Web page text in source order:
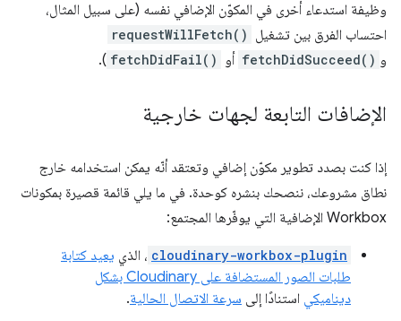
وظيفة استدعاء أخرى في المكوّن الإضافي نفسه (على سبيل المثال،
احتساب الفرق بين تشغيل requestWillFetch()
و fetchDidSucceed() أو fetchDidFail()
).
الإضافات التابعة لجهات خارجية
إذا كنت بصدد تطوير مكوّن إضافي وتعتقد أنّه يمكن استخدامه خارج
نطاق مشروعك، ننصحك بنشره كوحدة. في ما يلي قائمة قصيرة بمكونات
Workbox الإضافية التي يوفّرها المجتمع:
cloudinary-workbox-plugin ، الذي يعيد كتابة
طلبات الصور المستضافة على Cloudinary بشكل
ديناميكي استنادًا إلى سرعة الاتصال الحالية.